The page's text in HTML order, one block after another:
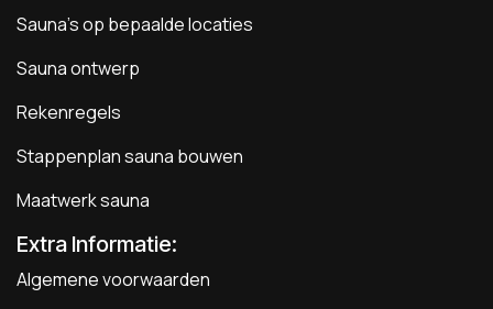
Sauna's op bepaalde locaties
Sauna ontwerp
Rekenregels
Stappenplan sauna bouwen
Maatwerk sauna
Extra Informatie:
Algemene voorwaarden